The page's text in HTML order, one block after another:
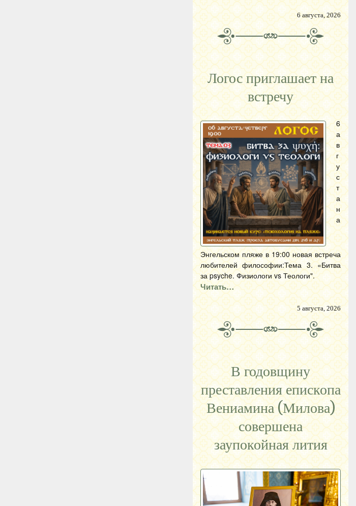
6 августа, 2026
Логос приглашает на
встречу
6
а
в
г
у
с
т
а
н
а
Энгельском пляже в 19:00 новая встреча
любителей философии:Тема 3. «Битва
за psyche. Физиологи vs Теологи".
Читать…
5 августа, 2026
В годовщину
преставления епископа
Вениамина (Милова)
совершена
заупокойная лития